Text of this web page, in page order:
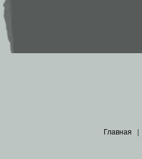
Главная |